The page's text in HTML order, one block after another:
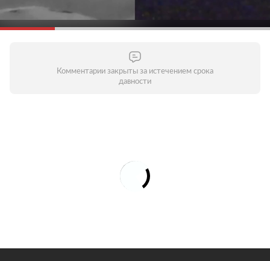
Комментарии закрыты за истечением срока
давности